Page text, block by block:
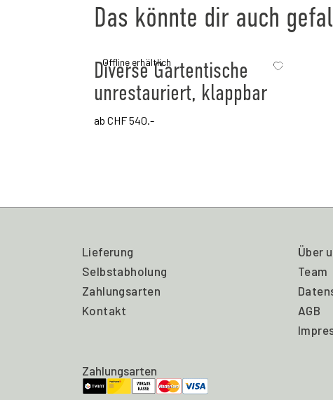
Das könnte dir auch
Offline erhältlich
Diverse Gartentische
unrestauriert, klappbar
ab CHF 540.-
Lieferung
Selbstabholung
Zahlungsarten
Kontakt
Über
Team
AGB
Zahlungsarten